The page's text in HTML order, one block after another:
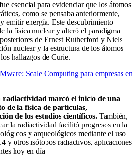
esencial para evidenciar que los átomos
como se pensaba anteriormente,
emitir energía. Este descubrimiento
la física nuclear y alteró el paradigma
de Ernest Rutherford y Niels
nuclear y la estructura de los átomos
hallazgos de Curie.
Scale Computing para empresas en
radiactividad marcó el inicio de una
de la física de partículas,
de los estudios científicos. También,
la radiactividad facilitó progresos en la
y arqueológicos mediante el uso
y otros isótopos radiactivos, aplicaciones
hoy en día.